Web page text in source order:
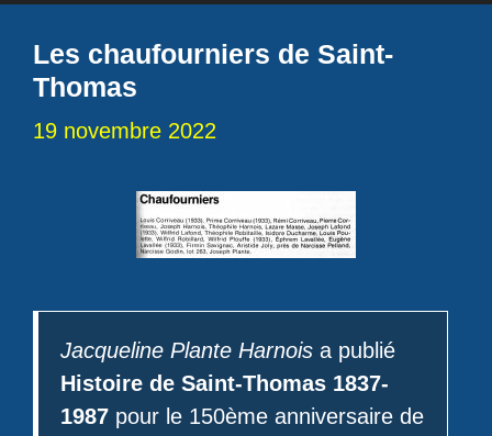
Les chaufourniers de Saint-
Thomas
19 novembre 2022
Jacqueline Plante Harnois a publié
Histoire de Saint-Thomas 1837-
1987 pour le 150ème anniversaire de